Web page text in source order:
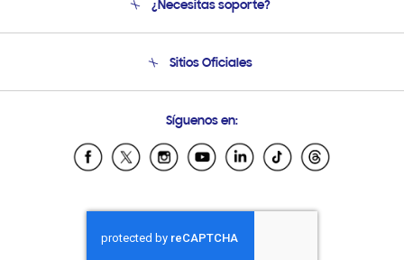
Soporte
¿Necesitas soporte?
Soporte vía eMail
Sitios Oficiales
Samsung Ecuador
Samsung El Salvador
Samsung Honduras
Samsung Nicaragua
Síguenos en: